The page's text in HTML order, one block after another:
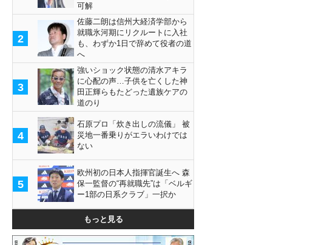
可解
2
佐藤二朗は信州大経済学部から
就職氷河期にリクルートに入社
も、わずか1日で辞めて役者の道
へ
3
強いショック状態の清水アキラ
に心配の声…子供を亡くした神
田正輝らもたどった遺族ケアの
道のり
4
石原プロ「炊き出しの流儀」 被
災地一番乗りがエラいわけでは
ない
5
欧州初の日本人指揮官誕生へ 森
保一監督の“再就職先”は「ベルギ
ー1部の日系クラブ」一択か
もっと見る